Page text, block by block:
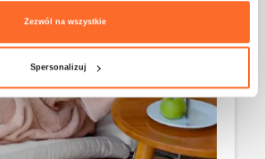
Zezwól na wszystkie
Spersonalizuj